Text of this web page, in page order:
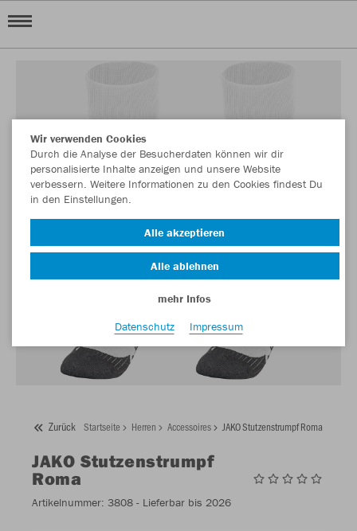
Zurück Startseite Herren Accessoires JAKO Stutzenstrumpf Roma
JAKO Stutzenstrumpf
Roma
Artikelnummer: 3808 - Lieferbar bis 2026
Wir verwenden Cookies
Durch die Analyse der Besucherdaten können wir dir
personalisierte Inhalte anzeigen und unsere Website
verbessern. Weitere Informationen zu den Cookies findest Du
in den Einstellungen.
Alle akzeptieren
Alle ablehnen
mehr Infos
Datenschutz
Impressum